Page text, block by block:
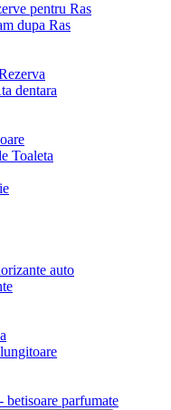
pentru Ras
dupa Ras
dentara
Toaleta
auto
parfumate